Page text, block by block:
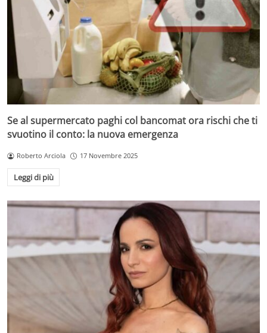
Se al supermercato paghi col bancomat ora rischi che ti
svuotino il conto: la nuova emergenza
Roberto Arciola 17 Novembre 2025
Leggi di più